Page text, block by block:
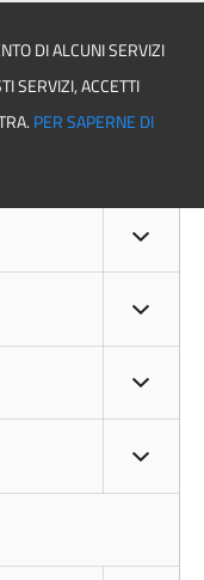
DI ALCUNI SERVIZI
SERVIZI, ACCETTI
PER SAPERNE DI